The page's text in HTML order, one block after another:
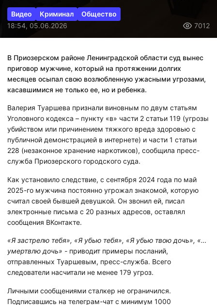
Видео Криминал
Общество
18:54, 05.06.2026
7012
В Приозерском районе Ленинградской области суд вынес
приговор мужчине, который на протяжении долгих
месяцев осыпал свою возлюбленную ужасными угрозами,
касавшимися не только ее, но и ребенка.
Валерия Туаршева признали виновным по двум статьям
Уголовного кодекса – пункту «в» части 2 статьи 119 (угрозы
убийством или причинением тяжкого вреда здоровью с
публичной демонстрацией в интернете) и части 1 статьи
228 (незаконное хранение наркотиков), сообщила пресс-
служба Приозерского городского суда.
Как установило следствие, с сентября 2024 года по май
2025-го мужчина постоянно угрожал знакомой, которую
считал своей бывшей девушкой. Он звонил ей, писал
электронные письма с 20 разных адресов, оставлял
сообщения ВКонтакте.
«Я застрелю тебя», «Я убью тебя», «Я убью твою дочь», «…
умертвлю дочь» - приводит примеры посланий,
отправленных Туаршевым, пресс-служба. Всего
следователи насчитали не менее 179 угроз.
Личными сообщениями сталкер не ограничился.
Подписавшись на телеграм-чат с минимум 1000